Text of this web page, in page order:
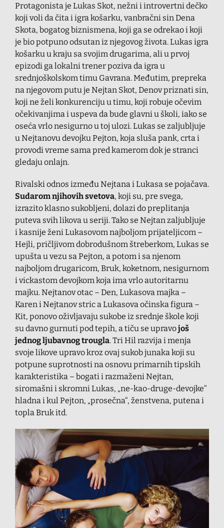
Protagonista je Lukas Skot, nežni i introvertni dečko
koji voli da čita i igra košarku, vanbračni sin Dena
Skota, bogatog biznismena, koji ga se odrekao i koji
je bio potpuno odsutan iz njegovog života. Lukas igra
košarku u kraju sa svojim drugarima, ali u prvoj
epizodi ga lokalni trener poziva da igra u
srednjoškolskom timu Gavrana. Međutim, prepreka
na njegovom putu je Nejtan Skot, Denov priznati sin,
koji ne želi konkurenciju u timu, koji robuje očevim
očekivanjima i uspeva da bude glavni u školi, iako se
oseća vrlo nesigurno u toj ulozi. Lukas se zaljubljuje
u Nejtanovu devojku Pejton, koja sluša pank, crta i
provodi vreme sama pred kamerom dok je stranci
gledaju onlajn.
Rivalski odnos između Nejtana i Lukasa se pojačava.
Sudarom njihovih svetova, koji su, pre svega,
izrazito klasno sukobljeni, dolazi do preplitanja
puteva svih likova u seriji. Tako se Nejtan zaljubljuje
i kasnije ženi Lukasovom najboljom prijateljicom –
Hejli, pričljivom dobrodušnom štreberkom, Lukas se
upušta u vezu sa Pejton, a potom i sa njenom
najboljom drugaricom, Bruk, koketnom, nesigurnom
i vickastom devojkom koja ima vrlo autoritarnu
majku. Nejtanov otac – Den, Lukasova majka –
Karen i Nejtanov stric a Lukasova očinska figura –
Kit, ponovo oživljavaju sukobe iz srednje škole koji
su davno gurnuti pod tepih, a tiču se upravojoš
jednog ljubavnog trougla. Tri Hil razvija i menja
svoje likove upravo kroz ovaj sukob junaka koji su
potpune suprotnosti na osnovu primarnih tipskih
karakteristika – bogati i razmaženi Nejtan,
siromašni i skromni Lukas, „ne-kao-druge-devojke“
hladna i kul Pejton, „prosečna“, ženstvena, putena i
topla Bruk itd.